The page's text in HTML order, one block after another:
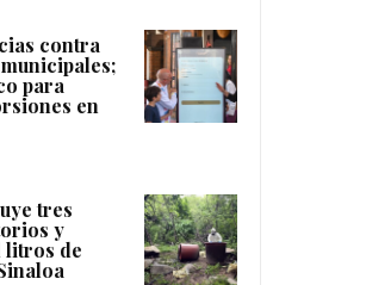
contra
para
en
tres
y
litros de